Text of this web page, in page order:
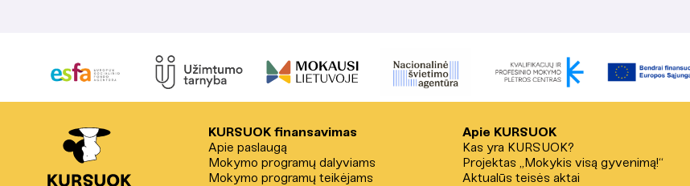
KURSUOK finansavimas
Apie paslaugą
Mokymo programų dalyviams
Mokymo programų teikėjams
Apie KURSUOK
Kas yra KURSUOK?
Projektas „Mokykis visą gyvenimą!“
Aktualūs teisės aktai